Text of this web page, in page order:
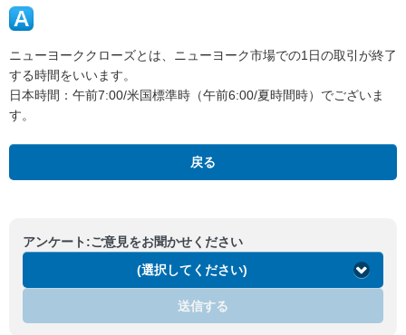
ニューヨーククローズとは、ニューヨーク市場での1日の取引が終了
する時間をいいます。
日本時間：午前7:00/米国標準時（午前6:00/夏時間時）でございま
す。
戻る
アンケート:ご意見をお聞かせください
(選択してください)
送信する